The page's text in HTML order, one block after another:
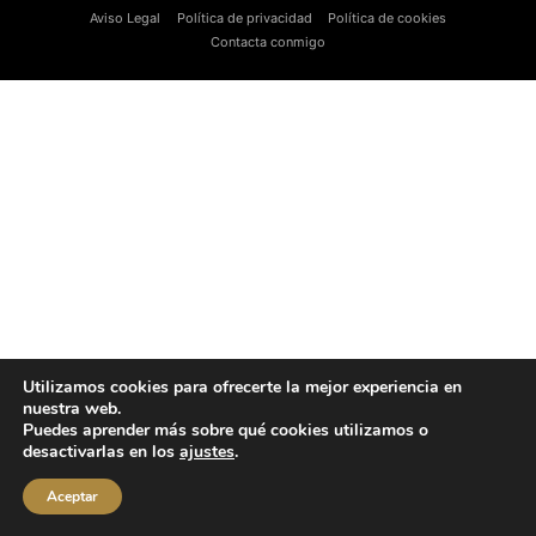
Aviso Legal Política de privacidad
Política de cookies
Contacta conmigo
Utilizamos cookies para ofrecerte la mejor experiencia en
nuestra web.
Puedes aprender más sobre qué cookies utilizamos o
desactivarlas en los ajustes.
Aceptar